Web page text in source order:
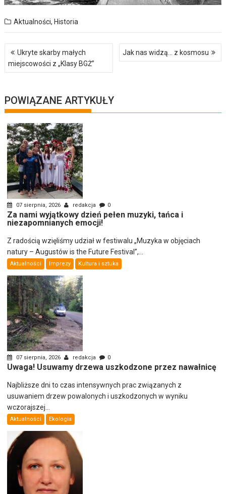
Aktualności, Historia
Nawigacja
wpisu
Ukryte skarby małych
miejscowości z „Klasy BGŻ”
Jak nas widzą… z kosmosu
POWIĄZANE ARTYKUŁY
07 sierpnia, 2026 redakcja 0
Za nami wyjątkowy dzień pełen muzyki, tańca i
niezapomnianych emocji!
Z radością wzięliśmy udział w festiwalu „Muzyka w objęciach
natury – Augustów is the Future Festival”,...
Aktualności Imprezy Kultura i sztuka
07 sierpnia, 2026 redakcja 0
Uwaga! Usuwamy drzewa uszkodzone przez nawałnicę
Najbliższe dni to czas intensywnych prac związanych z
usuwaniem drzew powalonych i uszkodzonych w wyniku
wczorajszej...
Aktualności Ekologia